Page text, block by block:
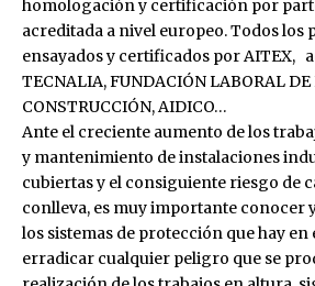
homologación y certificación por
acreditada a nivel europeo. Todos los
ensayados y certificados por AITEX,
TECNALIA, FUNDACIÓN LABORAL DE
CONSTRUCCIÓN, AIDICO…
Ante el creciente aumento de los
y mantenimiento de instalaciones
cubiertas y el consiguiente riesgo de
conlleva, es muy importante conocer
los sistemas de protección que hay en
erradicar cualquier peligro que se